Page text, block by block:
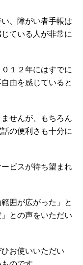
、障がい者手帳は
ている人が非常に
１２年にはすでに
由を感じていると
せんが、もちろん
の便利さも十分に
ビスが待ち望まれ
囲が広がった」と
との声をいただい
お使いいただい